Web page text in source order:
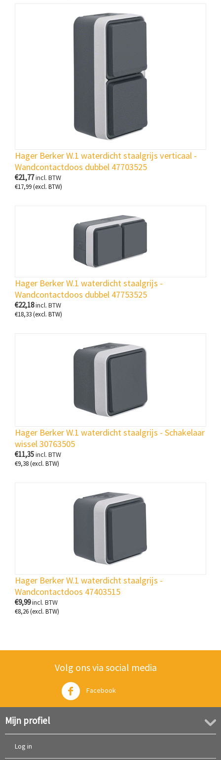
Hager Berker W.1 waterdicht staalgrijs verticaal -
Wandcontactdoos dubbel 47703525
€21,77incl. BTW
€17,99(excl. BTW)
Hager Berker W.1 waterdicht staalgrijs -
Wandcontactdoos dubbel 47753525
€22,18incl. BTW
€18,33(excl. BTW)
Hager Berker W.1 waterdicht staalgrijs - Schakelaar
wissel 30763505
€11,35incl. BTW
€9,38(excl. BTW)
Hager Berker W.1 waterdicht staalgrijs -
Wandcontactdoos 47403515
€9,99incl. BTW
€8,26(excl. BTW)
Volg ons via social media
Facebook
Mijn profiel
Log in